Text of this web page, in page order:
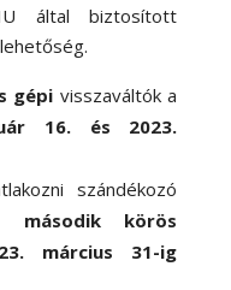
által biztosított
gépi visszaváltók a
16. és 2023.
szándékozó
második körös
március 31-ig